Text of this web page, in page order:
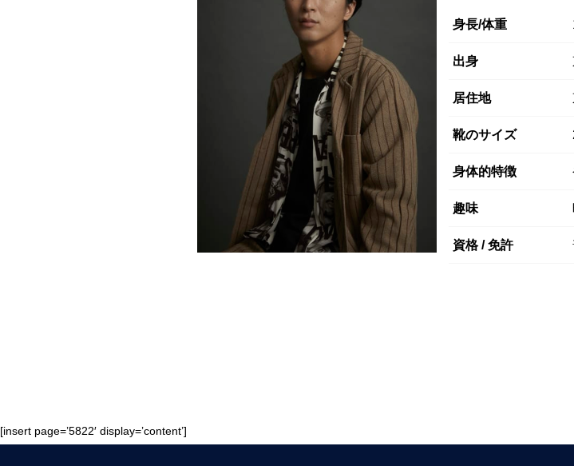
身長/体重
出身
居住地
靴のサイズ
身体的特徴
趣味
資格 / 免許
[insert page=’5822′ display=’content’]